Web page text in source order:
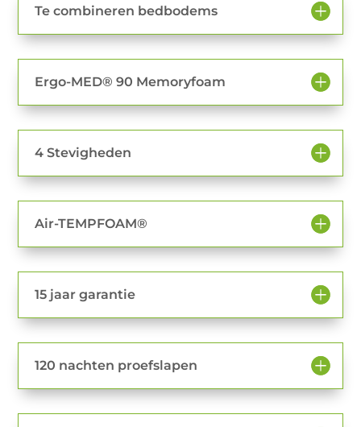
Te combineren bedbodems
Ergo-MED® 90 Memoryfoam
4 Stevigheden
Air-TEMPFOAM®
15 jaar garantie
120 nachten proefslapen